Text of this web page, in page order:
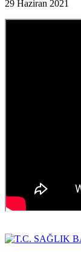
29 Haziran 2021